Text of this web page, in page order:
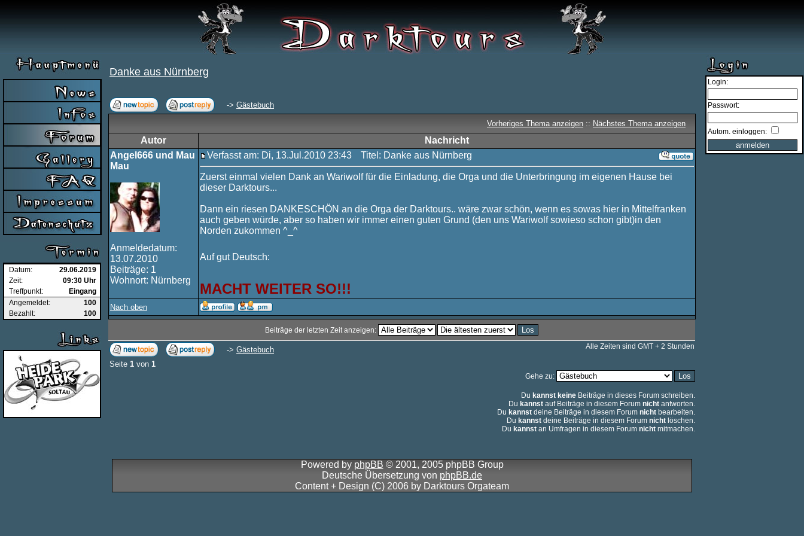
Datum:
29.06.2019
Zeit:
09:30 Uhr
Treffpunkt:
Eingang
Angemeldet:
100
Bezahlt:
100
Login:
Passwort:
Autom. einloggen:
Danke aus Nürnberg
-> Gästebuch
Vorheriges Thema anzeigen :: Nächstes Thema anzeigen
Autor
Nachricht
Angel666 und Mau
Mau
Anmeldedatum:
13.07.2010
Beiträge: 1
Wohnort: Nürnberg
Verfasst am: Di, 13.Jul.2010 23:43 Titel: Danke aus Nürnberg
Zuerst einmal vielen Dank an Wariwolf für die Einladung, die Orga und die Unterbringung im eigenen Hause bei
dieser Darktours...
Dann ein riesen DANKESCHÖN an die Orga der Darktours.. wäre zwar schön, wenn es sowas hier in Mittelfranken
auch geben würde, aber so haben wir immer einen guten Grund (den uns Wariwolf sowieso schon gibt)in den
Norden zukommen ^_^
Auf gut Deutsch:
MACHT WEITER SO!!!
Nach oben
Beiträge der letzten Zeit anzeigen:
-> Gästebuch Alle Zeiten sind GMT + 2 Stunden
Seite 1 von 1
Gehe zu:
Du kannst keine Beiträge in dieses Forum schreiben.
Du kannst auf Beiträge in diesem Forum nicht antworten.
Du kannst deine Beiträge in diesem Forum nicht bearbeiten.
Du kannst deine Beiträge in diesem Forum nicht löschen.
Du kannst an Umfragen in diesem Forum nicht mitmachen.
Powered by phpBB © 2001, 2005 phpBB Group
Deutsche Übersetzung von phpBB.de
Content + Design (C) 2006 by Darktours Orgateam